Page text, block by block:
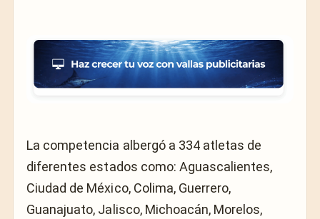
La competencia albergó a 334 atletas de
diferentes estados como: Aguascalientes,
Ciudad de México, Colima, Guerrero,
Guanajuato, Jalisco, Michoacán, Morelos,